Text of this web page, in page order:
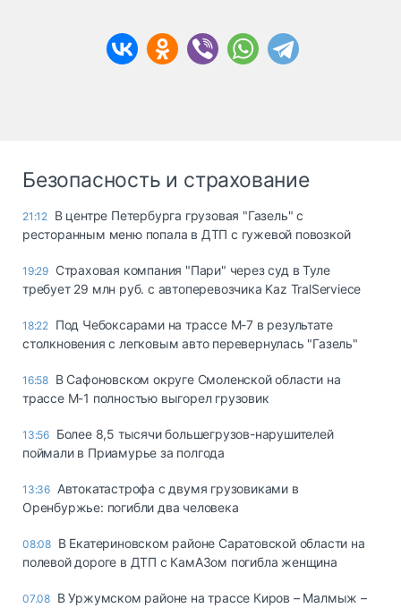
Безопасность и страхование
21:12 В центре Петербурга грузовая "Газель" с
ресторанным меню попала в ДТП с гужевой повозкой
19:29 Страховая компания "Пари" через суд в Туле
требует 29 млн руб. с автоперевозчика Kaz TralServiece
18:22 Под Чебоксарами на трассе М-7 в результате
столкновения с легковым авто перевернулась "Газель"
16:58 В Сафоновском округе Смоленской области на
трассе М-1 полностью выгорел грузовик
13:56 Более 8,5 тысячи большегрузов-нарушителей
поймали в Приамурье за полгода
13:36 Автокатастрофа с двумя грузовиками в
Оренбуржье: погибли два человека
08:08 В Екатериновском районе Саратовской области на
полевой дороге в ДТП с КамАЗом погибла женщина
07.08 В Уржумском районе на трассе Киров – Малмыж –